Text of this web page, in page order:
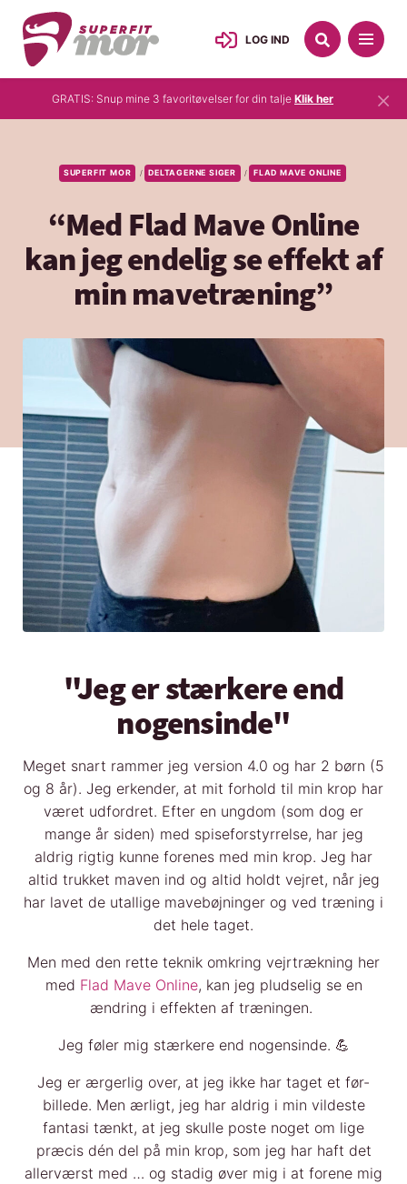
LOG IND
GRATIS: Snup mine 3 favoritøvelser for din talje Klik her ×
SUPERFIT MOR / DELTAGERNE SIGER / FLAD MAVE ONLINE
“Med Flad Mave Online
kan jeg endelig se effekt af
min mavetræning”
"Jeg er stærkere end
nogensinde"
Meget snart rammer jeg version 4.0 og har 2 børn (5
og 8 år). Jeg erkender, at mit forhold til min krop har
været udfordret. Efter en ungdom (som dog er
mange år siden) med spiseforstyrrelse, har jeg
aldrig rigtig kunne forenes med min krop. Jeg har
altid trukket maven ind og altid holdt vejret, når jeg
har lavet de utallige mavebøjninger og ved træning i
det hele taget.
Men med den rette teknik omkring vejrtrækning her
med Flad Mave Online, kan jeg pludselig se en
ændring i effekten af træningen.
Jeg føler mig stærkere end nogensinde. 💪
Jeg er ærgerlig over, at jeg ikke har taget et før-
billede. Men ærligt, jeg har aldrig i min vildeste
fantasi tænkt, at jeg skulle poste noget om lige
præcis dén del på min krop, som jeg har haft det
allerværst med … og stadig øver mig i at forene mig